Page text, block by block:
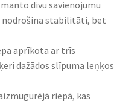
divu savienojumu
nodrošina stabilitāti, bet
aprīkota ar trīs
dažādos slīpuma leņķos
riepā, kas